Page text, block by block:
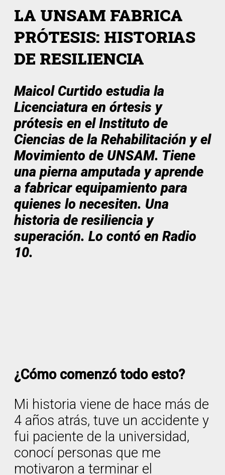
LA UNSAM FABRICA
PRÓTESIS: HISTORIAS
DE RESILIENCIA
Maicol Curtido estudia la
Licenciatura en órtesis y
prótesis en el Instituto de
Ciencias de la Rehabilitación y el
Movimiento de UNSAM. Tiene
una pierna amputada y aprende
a fabricar equipamiento para
quienes lo necesiten. Una
historia de resiliencia y
superación. Lo contó en Radio
10.
¿Cómo comenzó todo esto?
Mi historia viene de hace más de
4 años atrás, tuve un accidente y
fui paciente de la universidad,
conocí personas que me
motivaron a terminar el